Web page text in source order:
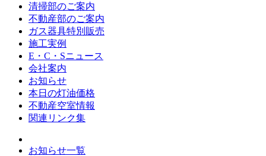
清掃部のご案内
不動産部のご案内
ガス器具特別販売
施工実例
E・C・Sニュース
会社案内
お知らせ
本日の灯油価格
不動産空室情報
関連リンク集
お知らせ一覧